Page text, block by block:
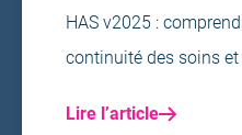
HAS v2025 :
continuité des soins et
Lire l’article